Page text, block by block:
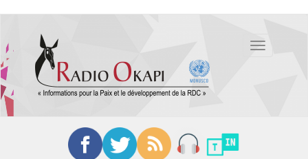
contenu
principal
Toggle